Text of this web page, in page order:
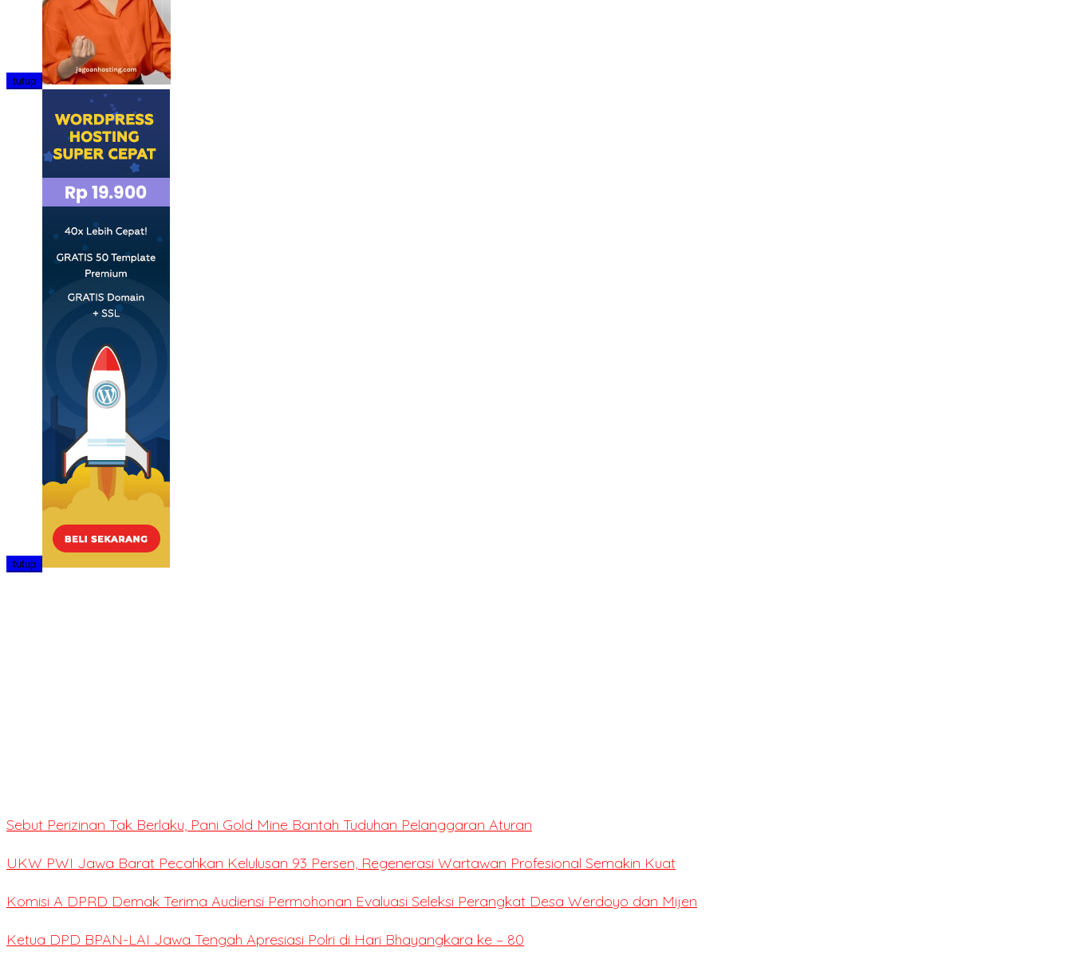
tutup
tutup
Sebut Perizinan Tak Berlaku, Pani Gold Mine Bantah Tuduhan Pelanggaran Aturan
UKW PWI Jawa Barat Pecahkan Kelulusan 93 Persen, Regenerasi Wartawan Profesional Semakin Kuat
Komisi A DPRD Demak Terima Audiensi Permohonan Evaluasi Seleksi Perangkat Desa Werdoyo dan Mijen
Ketua DPD BPAN-LAI Jawa Tengah Apresiasi Polri di Hari Bhayangkara ke – 80